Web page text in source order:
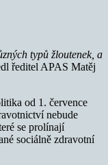
typů žloutenek, a
ředitel APAS Matěj
od 1. července
nebude
se prolínají
sociálně zdravotní